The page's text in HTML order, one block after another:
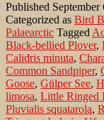
for
food
on
a
wire
Published September
Categorized as Bird
Palaearctic Tagged
Black-bellied Plover,
Calidris minuta,
Common Sandpiper,
Goose, Gülper See,
limosa, Little Ringed
Pluvialis squatarola,